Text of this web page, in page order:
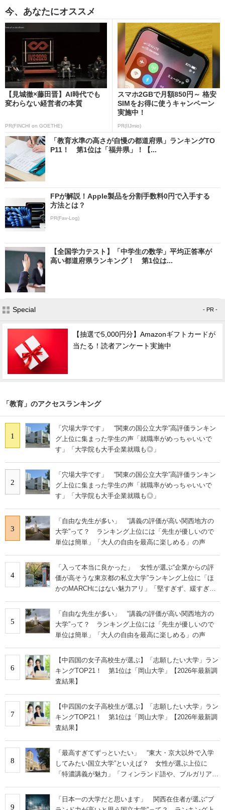
今、あなたにオススメ
【見城徹×藤田晋】AI時代でも
変わらない経営者の本質
PR(FINCHI on GOETHE)
スマホ2GBで月額850円～ 格安
SIMをお得に使うキャンペーン
実施中！
PR(IIJmio)
「教育水準の高さが自慢の都道府県」ランキングTO
P11！ 第1位は「福井県」！【...
FPが解説！Apple製品を分割手数料0円で入手する
方法とは？
PR(Fav-Log)
【全国学力テスト】「中学生の数学」平均正答率が
高い都道府県ランキング！ 第1位は...
Special - PR -
【抽選で5,000円分】Amazonギフトカードが
当たる！読者アンケート実施中
「教育」のアクセスランキング
1
「穴場大学です」 “関東の国公立大学”高評価ランキン
グ上位に集まった学生の声「就職率がめっちゃいいで
す」「大学院も大手企業就職も◎」
2
「穴場大学です」 “関東の国公立大学”高評価ランキン
グ上位に集まった学生の声「就職率がめっちゃいいで
す」「大学院も大手企業就職も◎」
3
「自由な先生が多い」 “講義の評価が高い関西地方の
大学”って？ ランキング上位には「先生が優しいので
単位は簡単」「大人の自由を最高に楽しめる」の声
4
「入って本当に良かった」 女性が選ぶ“企業からの評
価が高そうな東京都の私立大学”ランキング上位に「ほ
かのMARCHにはない魅力アリ」「堅すぎず、緩すぎな
5
「自由な先生が多い」 “講義の評価が高い関西地方の
大学”って？ ランキング上位には「先生が優しいので
単位は簡単」「大人の自由を最高に楽しめる」の声
6
【中四国の女子高校生が選ぶ】「志願したい大学」ラン
キングTOP21！ 第1位は「岡山大学」【2026年最新調
査結果】
7
【中四国の女子高校生が選ぶ】「志願したい大学」ラン
キングTOP21！ 第1位は「岡山大学」【2026年最新調
査結果】
8
「最高すぎてずっといたい」 “東大・京大以外で入学
してみたい国立大学”といえば？ 女性が選ぶ上位に
「特濃講義が魅力」「フィンランド語や、ブルガリア語
9
「日本一の大学だと思います」 関西在住者が選ぶ“ブ